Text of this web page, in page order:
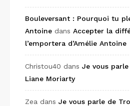
Bouleversant : Pourquoi tu
Antoine dans Accepter la
l’emportera d’Amélie Antoine
Christou40 dans Je vous
Liane Moriarty
Zea dans Je vous parle de